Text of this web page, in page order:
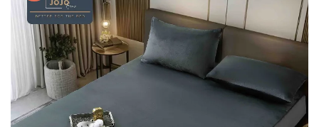
Lenjerii de pat Bumbac Poplin
Lenjerii de pat Catifea
Lenjerii de pat Damasc
Lenjerii de pat Finet + 2 Draperii
Lenjerii de pat Finet cu PLIURI